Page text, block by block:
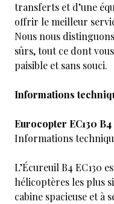
transferts et d’une
offrir le meilleur
Nous nous
sûrs, tout ce dont
paisible et sans souci.
Informations
Eurocopter EC130 B4
Informations
L’Écureuil B4 EC130
hélicoptères les plus
cabine spacieuse et à